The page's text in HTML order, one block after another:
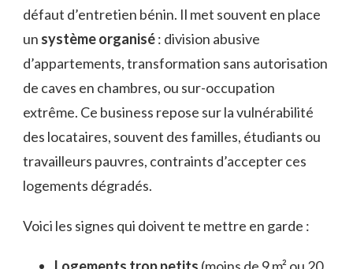
défaut d’entretien bénin. Il met souvent en place
un système organisé: division abusive
d’appartements, transformation sans autorisation
de caves en chambres, ou sur-occupation
extrême. Ce business repose sur la vulnérabilité
des locataires, souvent des familles, étudiants ou
travailleurs pauvres, contraints d’accepter ces
logements dégradés.
Voici les signes qui doivent te mettre en garde :